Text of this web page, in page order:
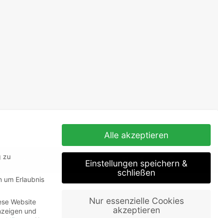
datenschutz
zu
um Erlaubnis
Website
und
Alle akzeptieren
Einstellungen speichern &
schließen
Nur essenzielle Cookies
akzeptieren